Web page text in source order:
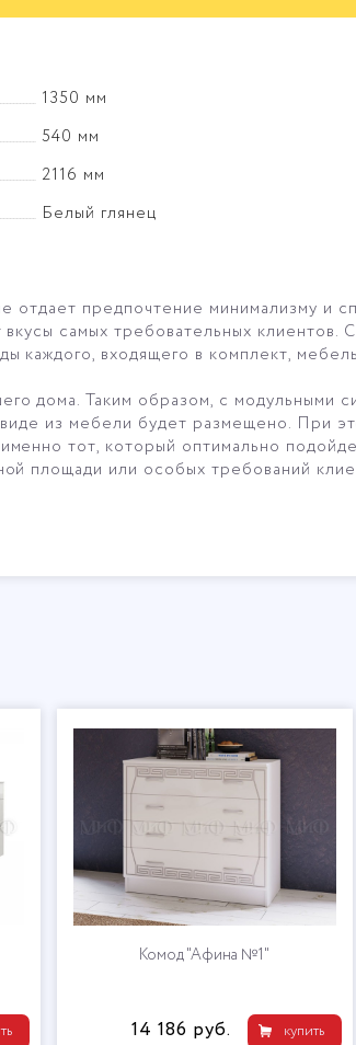
1350 мм
540 мм
2116 мм
Белый глянец
отдает предпочтение минимализму и
самых требовательных клиентов.
каждого, входящего в комплект,
дома. Таким образом, с модульными
из мебели будет размещено. При
тот, который оптимально
площади или особых требований
Комод "Афина №1"
купить
14 186 руб.